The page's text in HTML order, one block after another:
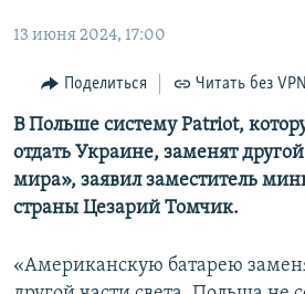
Вернутся
поискуИНФОГРАФИКА
ТЕЛЕПРОЕКТ КРЫМ.РЕАЛИИ
СОВЕТЫ ПРАВОЗАЩИТНИКОВ
ПРОПАВШИЕ БЕЗ ВЕСТИ
КРЫМ.НЕПОКОРЕННЫЙ
РАДІО СВОБОДА
КАК ОБОЙТИ БЛОКИРОВКУ
Українською
Qırımtatar
13 июня 2024, 17:00
Поделиться Читать без VPN
В Польше систему Patriot,
отдать Украине, заменят
мира», заявил заместитель
страны Цезарий Томчик.
«Американскую батарею